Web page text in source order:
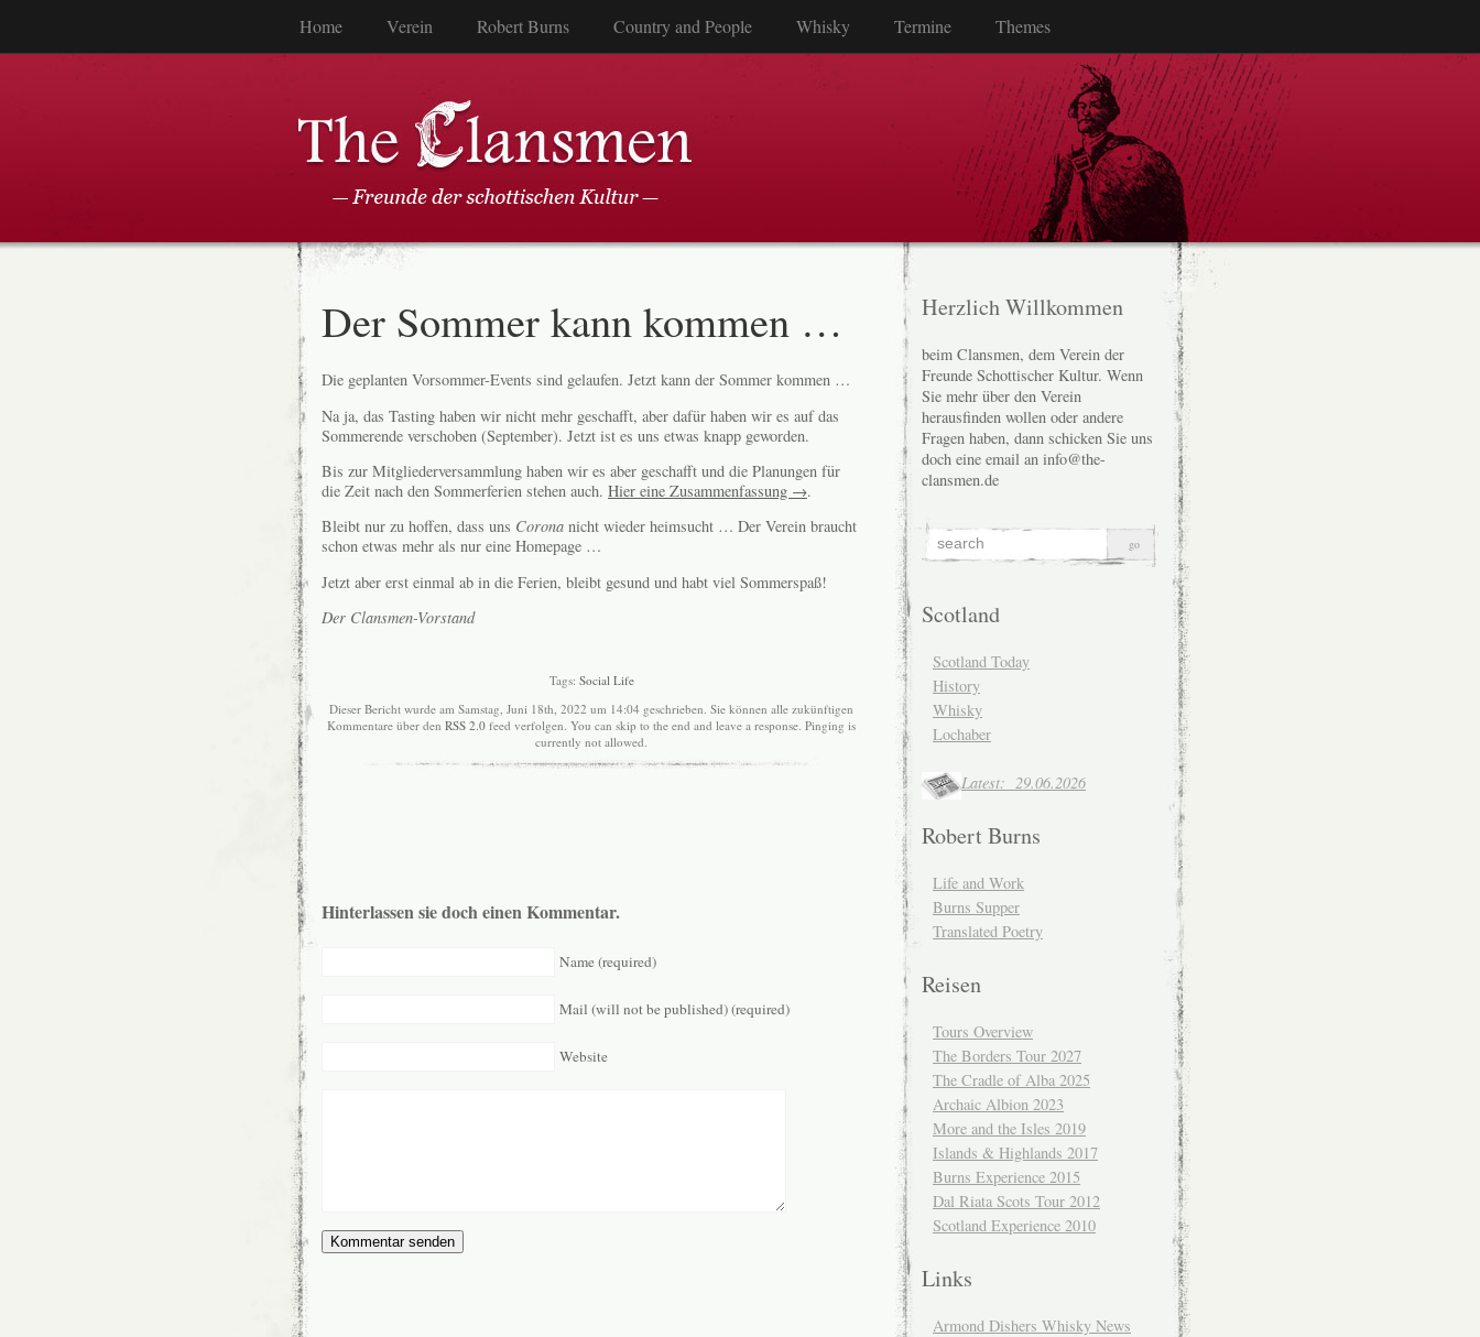
Home Verein Robert Burns Country and People Whisky Termine Themes
Der Sommer kann kommen …
Die geplanten Vorsommer-Events sind gelaufen. Jetzt kann der Sommer kommen …
Na ja, das Tasting haben wir nicht mehr geschafft, aber dafür haben wir es auf das
Sommerende verschoben (September). Jetzt ist es uns etwas knapp geworden.
Bis zur Mitgliederversammlung haben wir es aber geschafft und die Planungen für
die Zeit nach den Sommerferien stehen auch. Hier eine Zusammenfassung →.
Bleibt nur zu hoffen, dass uns Corona nicht wieder heimsucht … Der Verein braucht
schon etwas mehr als nur eine Homepage …
Jetzt aber erst einmal ab in die Ferien, bleibt gesund und habt viel Sommerspaß!
Der Clansmen-Vorstand
Tags: Social Life
Dieser Bericht wurde am Samstag, Juni 18th, 2022 um 14:04 geschrieben. Sie können alle zukünftigen
Kommentare über den RSS 2.0 feed verfolgen. You can skip to the end and leave a response. Pinging is
currently not allowed.
Hinterlassen sie doch einen Kommentar.
Name (required)
Mail (will not be published) (required)
Website
Herzlich Willkommen
beim Clansmen, dem Verein der
Freunde Schottischer Kultur. Wenn
Sie mehr über den Verein
herausfinden wollen oder andere
Fragen haben, dann schicken Sie uns
doch eine email an info@the-
clansmen.de
Scotland
Scotland Today
History
Whisky
Lochaber
Latest: 29.06.2026
Robert Burns
Life and Work
Burns Supper
Translated Poetry
Reisen
Tours Overview
The Borders Tour 2027
The Cradle of Alba 2025
Archaic Albion 2023
More and the Isles 2019
Islands & Highlands 2017
Burns Experience 2015
Dal Riata Scots Tour 2012
Scotland Experience 2010
Links
Armond Dishers Whisky News